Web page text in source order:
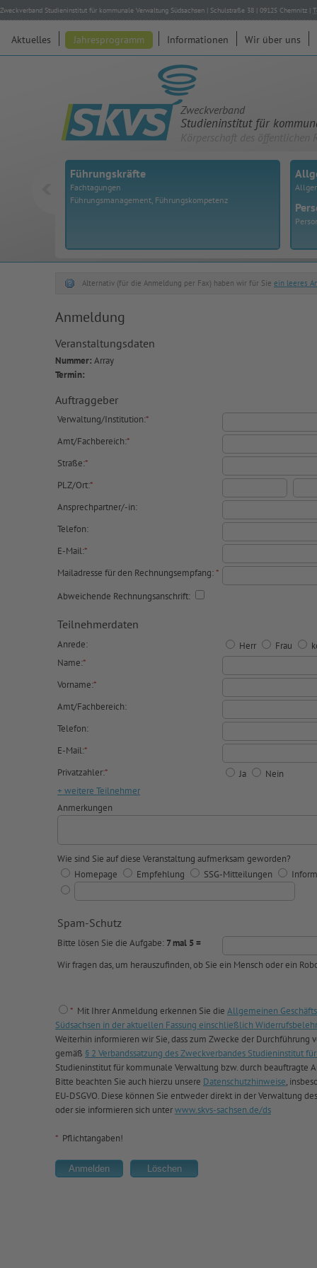
Zweckverband Studieninstitut für kommunale Verwaltung Südsachsen | Schulstraße 38 | 09125 Chemnitz |
Aktuelles Jahresprogramm Informationen Wir über uns
Zweckverband
Studieninstitut für
Körperschaft des öffentlichen
Führungskräfte
Fachtagungen
Führungsmanagement, Führungskompetenz
Alternativ (für die Anmeldung per Fax) haben wir für Sie ein leeres
Anmeldung
Veranstaltungsdaten
Nummer: Array
Termin:
Auftraggeber
Verwaltung/Institution:*
Amt/Fachbereich:*
Straße:*
PLZ/Ort:*
Ansprechpartner/-in:
Telefon:
E-Mail:*
Mailadresse für den Rechnungsempfang:*
Abweichende Rechnungsanschrift:
Teilnehmerdaten
Anrede: Herr Frau
Name:*
Vorname:*
Amt/Fachbereich:
Telefon:
E-Mail:*
Privatzahler:* Ja
Nein
+ weitere Teilnehmer
Anmerkungen
Wie sind Sie auf diese Veranstaltung aufmerksam geworden?
Homepage
Empfehlung SSG-Mitteilungen
Spam-Schutz
Bitte lösen Sie die Aufgabe: 7 mal 5 =
Wir fragen das, um herauszufinden, ob Sie ein Mensch oder ein
* Mit Ihrer Anmeldung erkennen Sie die Allgemeinen
Südsachsen in der aktuellen Fassung einschließlich
Weiterhin informieren wir Sie, dass zum Zwecke der Durchführung
gemäß § 2 Verbandssatzung des Zweckverbandes Studieninstitut
Studieninstitut für kommunale Verwaltung bzw. durch beauftragte
Bitte beachten Sie auch hierzu unsere Datenschutzhinweise,
EU-DSGVO. Diese können Sie entweder direkt in der Verwaltung
oder sie informieren sich unterwww.skvs-sachsen.de/ds
* Pflichtangaben!